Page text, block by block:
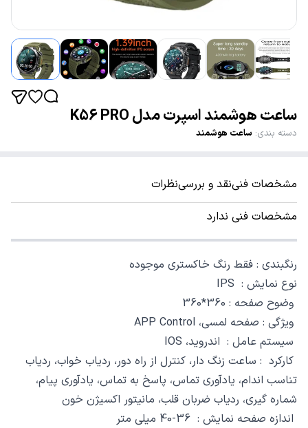
ساعت هوشمند اسپرت مدل K56 PRO
دسته بندی: ساعت هوشمند
مشخصات فنینقد و بررسینظرات
مشخصات فنی ندارد
رنگبندی : فقط رنگ خاکستری موجوده
نوع نمایش : IPS
وضوح صفحه : 360*360
ویژگی : صفحه لمسی، APP Control
سیستم عامل : اندروید، IOS
کارکرد : ساعت زنگ دار، کنترل از راه دور، ردیاب خواب، ردیاب
تناسب اندام، یادآوری تماس، پاسخ به تماس، یادآوری پیام،
شماره گیری، ردیاب ضربان قلب، مانیتور اکسیژن خون
اندازه صفحه نمایش : 36-40 میلی متر